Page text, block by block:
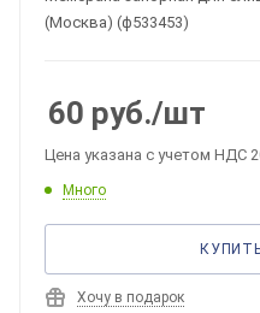
(Москва) (ф533453)
60 руб./шт
Цена указана с учетом НДС
Много
Хочу в подарок